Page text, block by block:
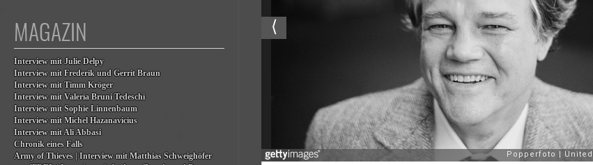
MAGAZIN
Interview mit Julie Delpy
Interview mit Frederik und Gerrit Braun
Interview mit Timm Kröger
Interview mit Valeria Bruni Tedeschi
Interview mit Sophie Linnenbaum
Interview mit Michel Hazanavicius
Interview mit Ali Abbasi
Chronik eines Falls
Army of Thieves | Interview mit Matthias Schweighöfer